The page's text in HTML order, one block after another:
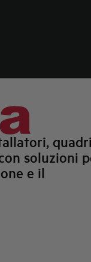
soluzioni
e il